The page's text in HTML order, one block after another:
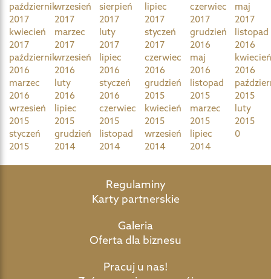
październik
2017
wrzesień
2017
sierpień
2017
lipiec
2017
czerwiec
2017
maj
2017
kwiecień
2017
marzec
2017
luty
2017
styczeń
2017
grudzień
2016
listopad
2016
październik
2016
wrzesień
2016
lipiec
2016
czerwiec
2016
maj
2016
2016
marzec
2016
luty
2016
styczeń
2016
grudzień
2015
listopad
2015
2015
wrzesień
2015
lipiec
2015
czerwiec
2015
kwiecień
2015
marzec
2015
luty
2015
styczeń
2015
grudzień
2014
listopad
2014
wrzesień
2014
lipiec
2014
0
Regulaminy
Karty partnerskie
Galeria
Oferta dla biznesu
Pracuj u nas!